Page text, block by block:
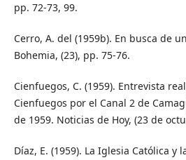
pp. 72-73, 99.
Cerro, A. del (1959b). En busca de
Bohemia, (23), pp. 75-76.
Cienfuegos, C. (1959). Entrevista
Cienfuegos por el Canal 2 de
de 1959. Noticias de Hoy, (23 de
Díaz, E. (1959). La Iglesia Católica y